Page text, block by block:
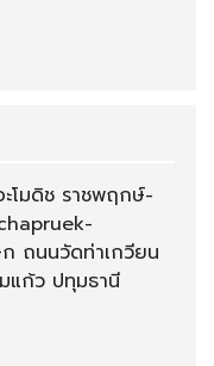
ะโมดิช ราชพฤกษ์-
ถนนวัดท่าเกวียน
แก้ว ปทุมธานี